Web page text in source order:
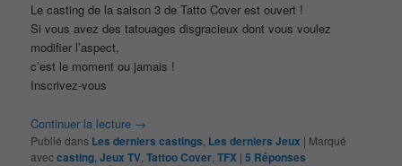
Le casting de la saison 3 de Tatto Cover est ouvert !
Si vous avez des tatouages disgracieux dont vous voulez
modifier l’aspect,
c’est le moment ou jamais !
Inscrivez-vous
Continuer la lecture →
Publié dans Les derniers castings Les derniers Jeux | Marqué
aveccasting ,Jeux TV ,Tattoo Cover ,TFX |5 Réponses